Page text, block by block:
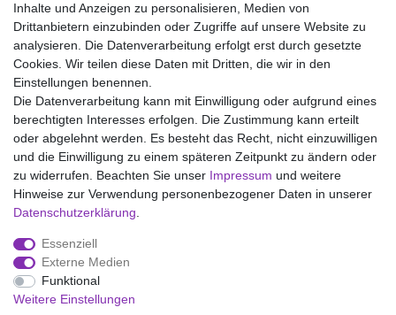
Wir liefern mit DHL (auch Samstags)
Kostenloser Versand
14 Tage Rückgaberecht
Impressum Daten­schutz­erklärung AGB
Widerrufs­recht
Inhalte und Anzeigen zu personalisieren, Medien von
Drittanbietern einzubinden oder Zugriffe auf unsere Website zu
analysieren. Die Datenverarbeitung erfolgt erst durch gesetzte
Cookies. Wir teilen diese Daten mit Dritten, die wir in den
Einstellungen benennen.
Die Datenverarbeitung kann mit Einwilligung oder aufgrund eines
berechtigten Interesses erfolgen. Die Zustimmung kann erteilt
oder abgelehnt werden. Es besteht das Recht, nicht einzuwilligen
und die Einwilligung zu einem späteren Zeitpunkt zu ändern oder
zu widerrufen. Beachten Sie unser Impressum und weitere
Hinweise zur Verwendung personenbezogener Daten in unserer
Daten­schutz­erklärung
Essenziell
Externe Medien
Funktional
Weitere Einstellungen